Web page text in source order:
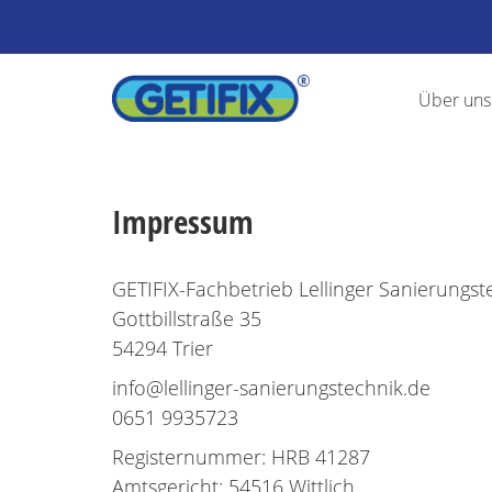
Sanierungstechnik
GmbH
Über uns
GETIFIX-Fachbetrieb
Lellinger
Impressum
GETIFIX-Fachbetrieb Lellinger
Gottbillstraße 35
54294 Trier
info@lellinger-sanierungstechnik.de
0651 9935723
Registernummer: HRB 41287
Amtsgericht: 54516 Wittlich